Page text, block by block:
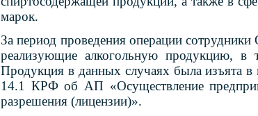
марок.
За период проведения операции
реализующие алкогольную продукцию, в
Продукция в данных случаях была изъята в
14.1 КРФ об АП «Осуществление
разрешения (лицензии)».